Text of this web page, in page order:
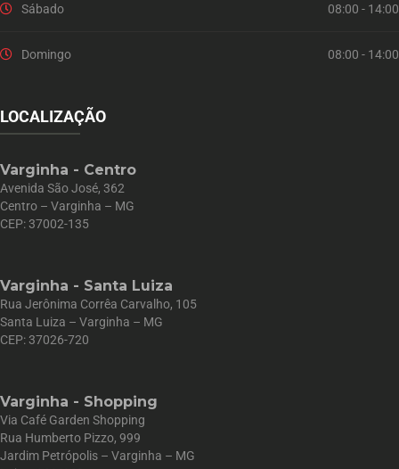
Sábado 08:00 - 14:00
Domingo 08:00 - 14:00
LOCALIZAÇÃO
Varginha - Centro
Avenida São José, 362
Centro – Varginha – MG
CEP: 37002-135
Varginha - Santa Luiza
Rua Jerônima Corrêa Carvalho, 105
Santa Luiza – Varginha – MG
CEP: 37026-720
Varginha - Shopping
Via Café Garden Shopping
Rua Humberto Pizzo, 999
Jardim Petrópolis – Varginha – MG